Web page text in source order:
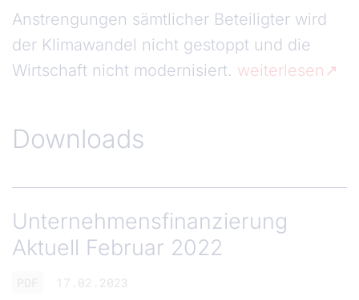
Anstrengungen sämtlicher Beteiligter wird
der Klimawandel nicht gestoppt und die
Wirtschaft nicht modernisiert. weiterlesen
Downloads
Unternehmensfinanzierung
Aktuell Februar 2022
17.02.2023